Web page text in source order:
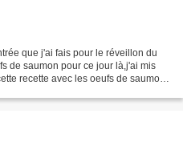
que j'ai fais pour le réveillon du
de saumon pour ce jour là,j'ai mis
recette avec les oeufs de saumons